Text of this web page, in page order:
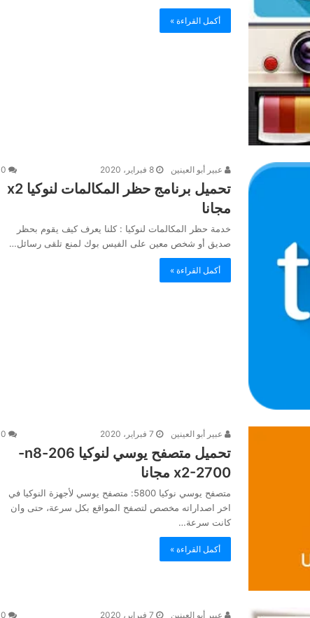
أكمل القراءة »
عبير أبو العينين 8 فبراير، 2020
تحميل برنامج حظر المكالمات لنوكيا x2
مجانا
خدمة حظر المكالمات لنوكيا : كلنا يعرف كيف يقوم بحظر
صديق أو شخص معين على الفيس بوك لمنع تلقى رسائل…
أكمل القراءة »
عبير أبو العينين 7 فبراير، 2020
تحميل متصفح يوسي لنوكيا 206-n8-‏
x2-2700 مجانا
متصفح يوسي نوكيا 5800: متصفح يوسي لأجهزة النوكيا في
اخر اصداراته مخصص لتصفح المواقع بكل سرعة، حتى وان
كانت سرعة…
أكمل القراءة »
عبير أبو العينين 7 فبراير، 2020